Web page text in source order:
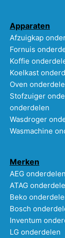
Apparaten
Afzuigkap
Fornuis
Koffie
Koelkast
Oven
Stofzuiger
onderdelen
Wasdroger
Wasmachine
Merken
AEG onderdelen
ATAG
Beko
Bosch
Inventum
LG onderdelen